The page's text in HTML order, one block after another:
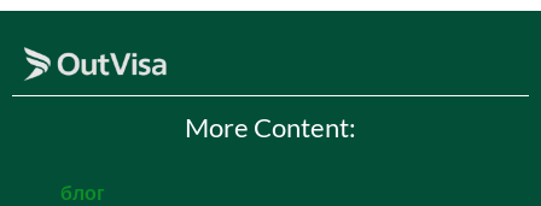
More Content:
блог